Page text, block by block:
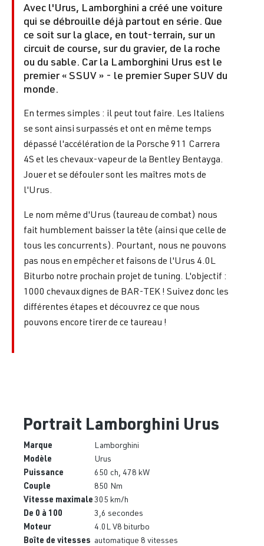
Avec l'Urus, Lamborghini a créé une voiture
qui se débrouille déjà partout en série. Que
ce soit sur la glace, en tout-terrain, sur un
circuit de course, sur du gravier, de la roche
ou du sable. Car la Lamborghini Urus est le
premier « SSUV » - le premier Super SUV du
monde.
En termes simples : il peut tout faire. Les Italiens
se sont ainsi surpassés et ont en même temps
dépassé l'accélération de la Porsche 911 Carrera
4S et les chevaux-vapeur de la Bentley Bentayga.
Jouer et se défouler sont les maîtres mots de
l'Urus.
Le nom même d'Urus (taureau de combat) nous
fait humblement baisser la tête (ainsi que celle de
tous les concurrents). Pourtant, nous ne pouvons
pas nous en empêcher et faisons de l'Urus 4.0L
Biturbo notre prochain projet de tuning. L'objectif :
1000 chevaux dignes de BAR-TEK ! Suivez donc les
différentes étapes et découvrez ce que nous
pouvons encore tirer de ce taureau !
Portrait Lamborghini Urus
Marque Lamborghini
Modèle Urus
Puissance 650 ch, 478 kW
Couple 850 Nm
Vitesse maximale305 km/h
De 0 à 100 3,6 secondes
Moteur 4.0L V8 biturbo
Boîte de vitesses automatique 8 vitesses